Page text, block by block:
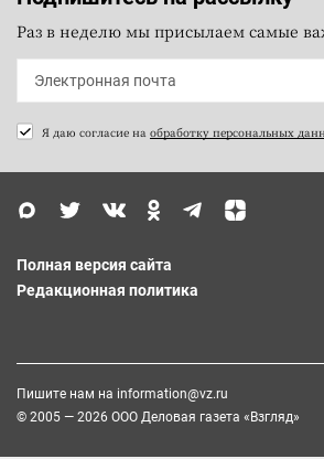
Раз в неделю мы присылаем самые
Я даю согласие на обработку персональных
Полная версия сайта
Редакционная политика
Пишите нам на information@vz.ru
© 2005 — 2026 ООО Деловая газета «Взгляд»